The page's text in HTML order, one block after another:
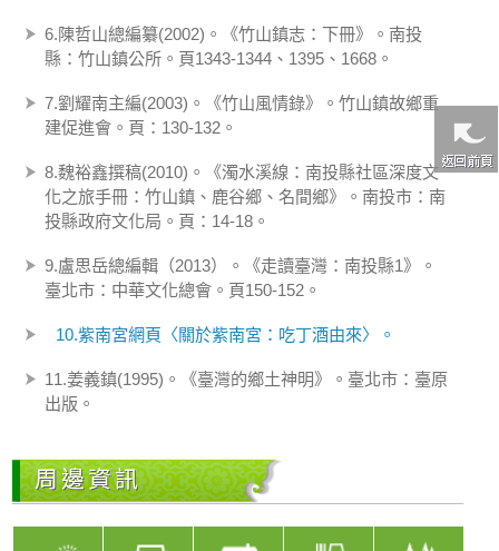
6.陳哲山總編纂(2002)。《竹山鎮志：下冊》。南投
縣：竹山鎮公所。頁1343-1344、1395、1668。
7.劉耀南主編(2003)。《竹山風情錄》。竹山鎮故鄉重
建促進會。頁：130-132。
8.魏裕鑫撰稿(2010)。《濁水溪線：南投縣社區深度文
化之旅手冊：竹山鎮、鹿谷鄉、名間鄉》。南投市：南
投縣政府文化局。頁：14-18。
9.盧思岳總編輯（2013）。《走讀臺灣：南投縣1》。
臺北市：中華文化總會。頁150-152。
10.紫南宮網頁〈關於紫南宮：吃丁酒由來〉。
11.姜義鎮(1995)。《臺灣的鄉土神明》。臺北市：臺原
出版。
周邊資訊